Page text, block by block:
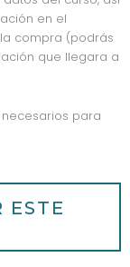
en el
compra (podrás
que llegara a
para
ESTE